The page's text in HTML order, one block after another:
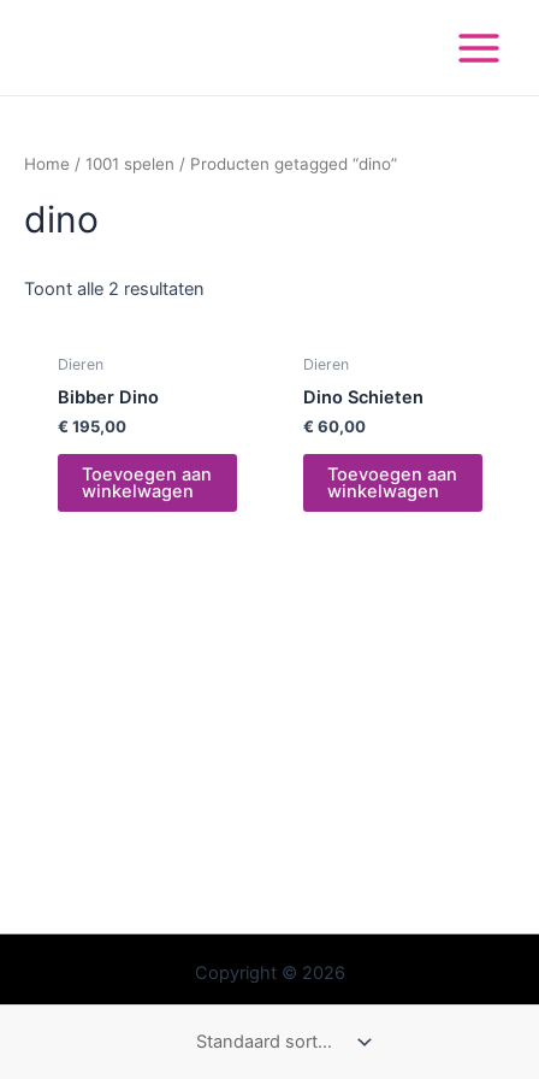
Menu
Home / 1001 spelen / Producten getagged “dino”
dino
Toont alle 2 resultaten
Dieren
Bibber Dino
€ 195,00
Toevoegen aan
winkelwagen
Dieren
Dino Schieten
€ 60,00
Toevoegen aan
winkelwagen
Copyright © 2026